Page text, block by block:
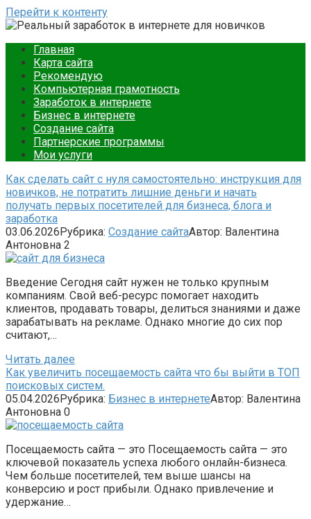
Перейти к контенту
Реальный заработок в
интернете для новичков
Ваш путеводитель в мире онлайн-заработка. Подробные
инструкции, советы и примеры для новичков. Начните
зарабатывать уже сегодня.
Главная
Карта сайта
Рекомендую
Компьютерная грамотность
Заработок в интернете
Бизнес в интернете
Создание сайта
Партнерские программы
Мои услуги
Как сделать сайт с нуля самостоятельно: инструкция для
новичков, не потратить лишние деньги и начать
получать первых посетителей для бизнеса, блога и
заработка
03.06.2026Рубрика: Создание сайтаАвтор: Валентина
Антоновна 2
Введение Сегодня сайт нужен не только крупным
компаниям. Свой веб-ресурс помогает находить
клиентов, продавать товары, делиться знаниями и даже
зарабатывать на рекламе. Однако многие до сих пор
считают,…
Читать далее
Как увеличить посещаемость сайта что бы выйти в ТОП
поисковых систем.
05.04.2026Рубрика: Бизнес в интернетеАвтор: Валентина
Антоновна 0
Посещаемость сайта — это Посещаемость сайта — это
ключевой показатель успеха любого онлайн-бизнеса.
Чем больше посетителей, тем выше шансы на
конверсию и рост прибыли. Однако привлечение и
удержание…